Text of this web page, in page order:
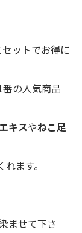
セットでお得に
の人気商品
キスやねこ足
ます。
ませて下さ